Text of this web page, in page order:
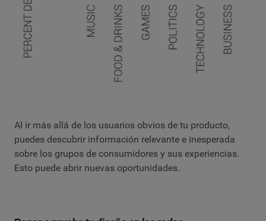
Al ir más allá de los usuarios obvios de tu producto,
puedes descubrir información relevante e inesperada
sobre los grupos de consumidores y sus experiencias.
Esto puede abrir nuevas oportunidades.